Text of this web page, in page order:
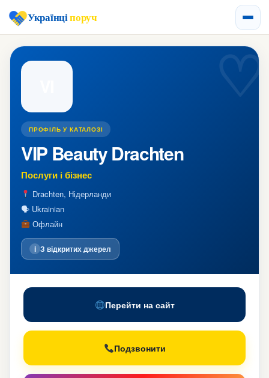
Українціпоруч
ПРОФІЛЬ У КАТАЛОЗІ
VIP Beauty Drachten
Послуги і бізнес
Drachten, Нідерланди
🗣 Ukrainian
Офлайн
i З відкритих джерел
Перейти на сайт
Подзвонити